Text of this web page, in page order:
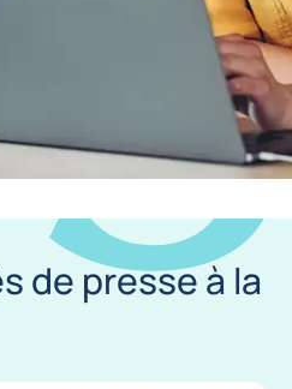
de presse à la